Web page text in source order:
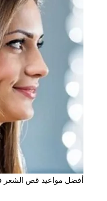
أفضل مواعيد قص الشعر